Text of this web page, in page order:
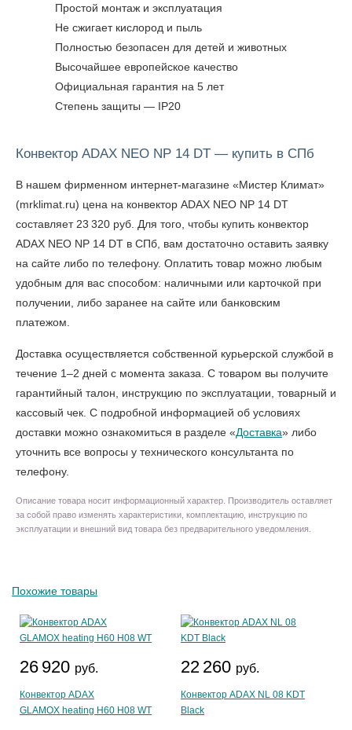
Простой монтаж и эксплуатация
Не сжигает кислород и пыль
Полностью безопасен для детей и животных
Высочайшее европейское качество
Официальная гарантия на 5 лет
Степень защиты — IP20
Конвектор ADAX NEO NP 14 DT — купить в СПб
В нашем фирменном интернет-магазине «Мистер Климат»
(mrklimat.ru) цена на конвектор ADAX NEO NP 14 DT
составляет 23 320 руб. Для того, чтобы купить конвектор
ADAX NEO NP 14 DT в СПб , вам достаточно оставить заявку
на сайте либо по телефону. Оплатить товар можно любым
удобным для вас способом: наличными или карточкой при
получении, либо заранее на сайте или банковским
платежом.
Доставка осуществляется собственной курьерской службой в
течение 1–2 дней с момента заказа. С товаром вы получите
гарантийный талон, инструкцию по эксплуатации, товарный и
кассовый чек. С подробной информацией об условиях
доставки можно ознакомиться в разделе «Доставка» либо
уточнить все вопросы у технического консультанта по
телефону.
Описание товара носит информационный характер. Производитель оставляет
за собой право изменять характеристики, комплектацию, инструкцию по
эксплуатации и внешний вид товара без предварительного уведомления.
Похожие товары
26 920 руб.
Конвектор ADAX
GLAMOX heating H60 H08 WT
22 260 руб.
Конвектор ADAX NL 08 KDT
Black